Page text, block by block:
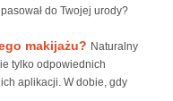
do Twojej urody?
makijażu? Naturalny
tylko odpowiednich
aplikacji. W dobie, gdy